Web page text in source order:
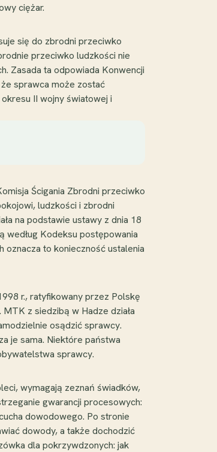
ciężar.
się do zbrodni przeciwko
przeciwko ludzkości nie
Zasada ta odpowiada Konwencji
sprawca może zostać
II wojny światowej i
Ścigania Zbrodni przeciwko
ludzkości i zbrodni
na podstawie ustawy z dnia 18
według Kodeksu postępowania
to konieczność ustalenia
r., ratyfikowany przez Polskę
z siedzibą w Hadze działa
osądzić sprawcy.
je sama. Niektóre państwa
sprawcy.
wymagają zeznań świadków,
gwarancji procesowych:
dowodowego. Po stronie
dowody, a także dochodzić
dla pokrzywdzonych: jak